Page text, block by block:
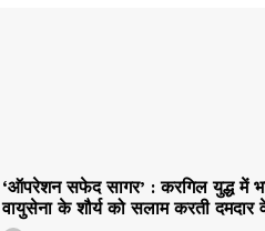
‘ऑपरेशन सफेद सागर’ : करगिल युद्ध में
वायुसेना के शौर्य को सलाम करती दमदार